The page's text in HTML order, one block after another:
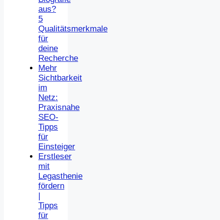
aus?
5
Qualitätsmerkmale
für
deine
Recherche
Mehr
Sichtbarkeit
im
Netz:
Praxisnahe
SEO-
Tipps
für
Einsteiger
Erstleser
mit
Legasthenie
fördern
Tipps
für